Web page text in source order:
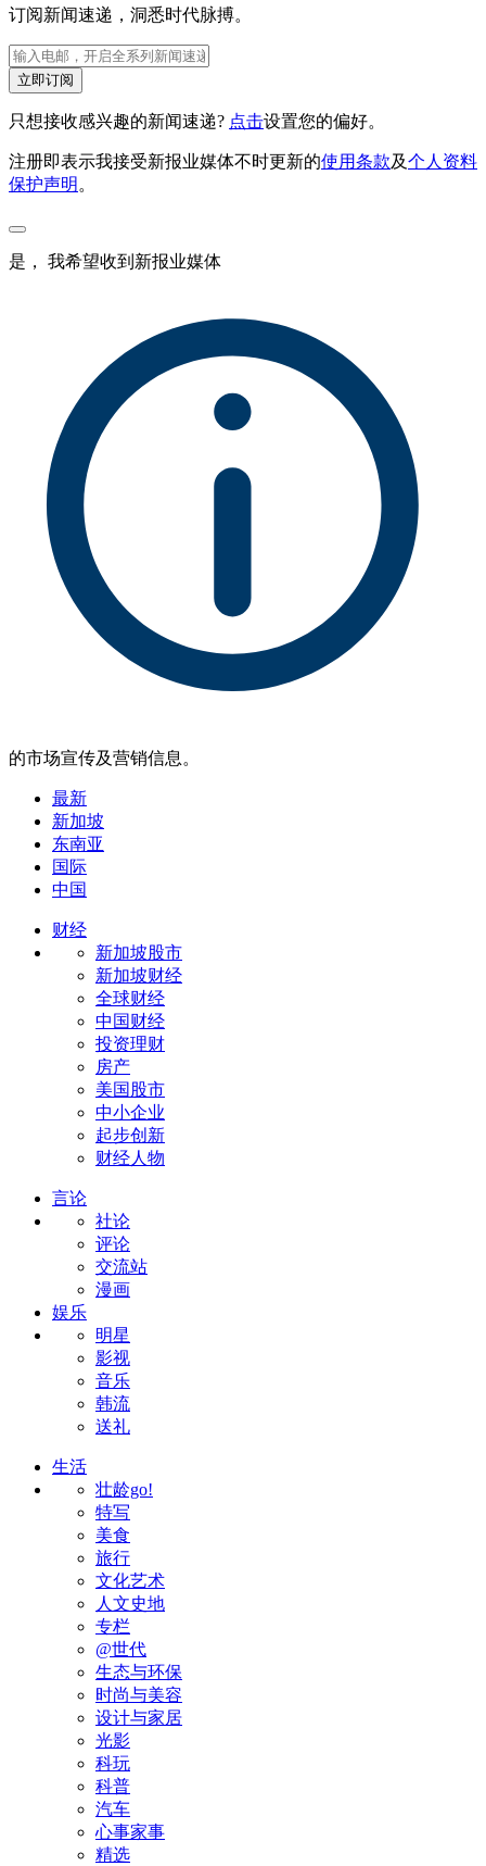
订阅新闻速递，洞悉时代脉搏。
立即订阅
只想接收感兴趣的新闻速递? 点击设置您的偏好。
注册即表示我接受新报业媒体不时更新的使用条款及个人资料
保护声明 。
是， 我希望收到新报业媒体
的市场宣传及营销信息。
最新
新加坡
东南亚
国际
中国
财经
新加坡股市
新加坡财经
全球财经
中国财经
投资理财
房产
美国股市
中小企业
起步创新
财经人物
言论
社论
评论
交流站
漫画
娱乐
明星
影视
音乐
韩流
送礼
生活
壮龄go!
特写
美食
旅行
文化艺术
人文史地
专栏
@世代
生态与环保
时尚与美容
设计与家居
光影
科玩
科普
汽车
心事家事
精选